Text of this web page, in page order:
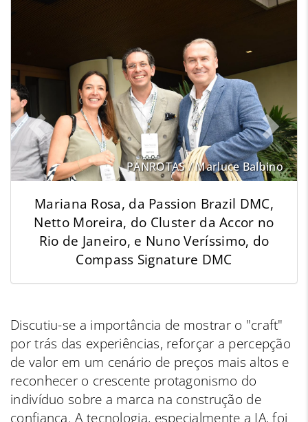
PANROTAS / Marluce Balbino
Mariana Rosa, da Passion Brazil DMC,
Netto Moreira, do Cluster da Accor no
Rio de Janeiro, e Nuno Veríssimo, do
Compass Signature DMC
Discutiu-se a importância de mostrar o "craft"
por trás das experiências, reforçar a percepção
de valor em um cenário de preços mais altos e
reconhecer o crescente protagonismo do
indivíduo sobre a marca na construção de
confiança. A tecnologia, especialmente a IA, foi